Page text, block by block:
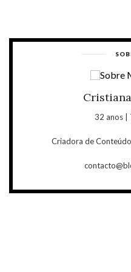
32 anos |
Criadora de